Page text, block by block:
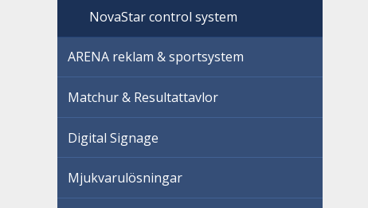
NovaStar control system
ARENA reklam & sportsystem
Matchur & Resultattavlor
Digital Signage
Mjukvarulösningar